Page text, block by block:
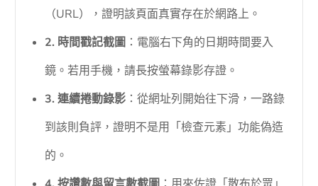
（URL），證明該頁面真實存在於網路上。
2. 時間戳記截圖 ：電腦右下角的日期時間要入
鏡。若用手機，請長按螢幕錄影存證。
3. 連續捲動錄影 ：從網址列開始往下滑，一路錄
到該則負評，證明不是用「檢查元素」功能偽造
的。